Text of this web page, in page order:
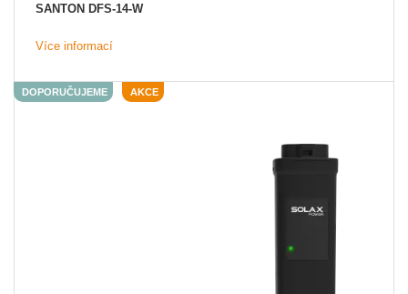
SANTON DFS-14-W
Více informací
DOPORUČUJEME AKCE